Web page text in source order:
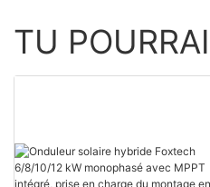
TU